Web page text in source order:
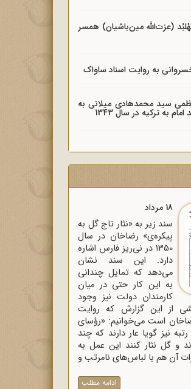
(عزت‌الله مین‌باشیان) همسر
به روایت اسناد ساواک
سید محمدهادی میلانی به
به ترکیه در سال 1343
18 مرداد
سند زیر به «نثار تاج گل به
پیکره‌ی» رضاخان در سال
1350 در نی‌ریز فارس اشاره
دارد. این سند نشان
می‌دهد که تمایل چندانی
به این کار حتی در میان
کارمندان دولت نیز وجود
از این گزارش که روایت
است می‌خوانیم: «رؤسای
نیز گویا عار دارند که چند
و گل نثار کنند این عمل به
آن هم با لباس‌های نامرتب و
ادامه مطلب